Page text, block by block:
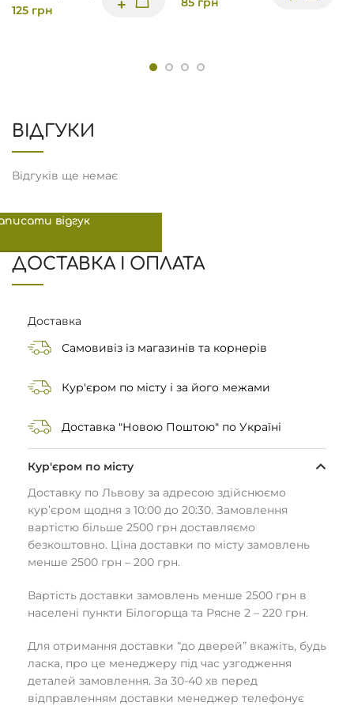
125 грн
ВІДГУКИ
Відгуків ще немає
відгук
ДОСТАВКА І ОПЛАТА
Доставка
Самовивіз із магазинів та корнерів
Кур'єром по місту і за його межами
Доставка "Новою Поштою" по Україні
Кур'єром по місту
Доставку по Львову за адресою здійснюємо
кур’єром щодня з 10:00 до 20:30. Замовлення
вартістю більше 2500 грн доставляємо
безкоштовно. Ціна доставки по місту замовлень
менше 2500 грн – 200 грн.
Вартість доставки замовлень менше 2500 грн в
населені пункти Білогорща та Рясне 2 – 220 грн.
Для отримання доставки “до дверей” вкажіть, будь
ласка, про це менеджеру під час узгодження
деталей замовлення. За 30-40 хв перед
відправленням доставки менеджер телефонує